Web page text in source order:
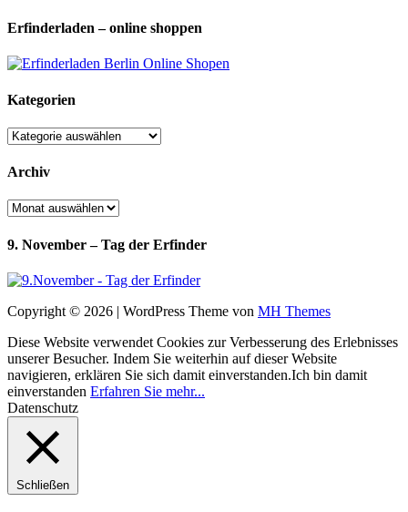
Erfinderladen – online shoppen
Kategorien
Kategorien
Archiv
Archiv
9. November – Tag der Erfinder
Copyright © 2026 | WordPress Theme von MH Themes
Diese Website verwendet Cookies zur Verbesserung des Erlebnisses
unserer Besucher. Indem Sie weiterhin auf dieser Website
navigieren, erklären Sie sich damit einverstanden.Ich bin damit
einverstanden Erfahren Sie mehr...
Datenschutz
Schließen